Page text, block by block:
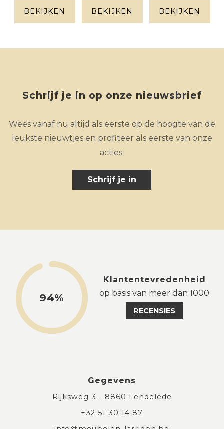
taupe
BEKIJKEN BEKIJKEN
beigegrijs
BEKIJKEN
Schrijf je in op onze nieuwsbrief
Wees vanaf nu altijd als eerste op de hoogte van de
leukste nieuwtjes en profiteer als eerste van onze
acties.
Schrijf je in
94%
Klantentevredenheid
op basis van meer dan 1000
RECENSIES
Gegevens
Rijksweg 3 - 8860 Lendelede
+32 51 30 14 87